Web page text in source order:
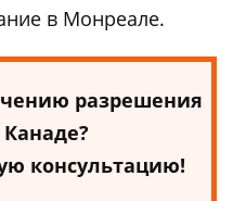
в Монреале.
разрешения
консультацию!